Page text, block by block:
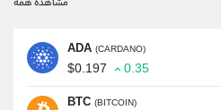
مشاهده همه
ADA (CARDANO)
$0.197 0.35
BTC (BITCOIN)